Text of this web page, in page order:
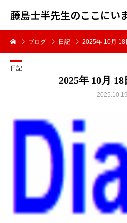
藤島士半先生のここにい
ブログ 日記 2025年 10月 18
日記
2025年 10月 18
2025.10.19